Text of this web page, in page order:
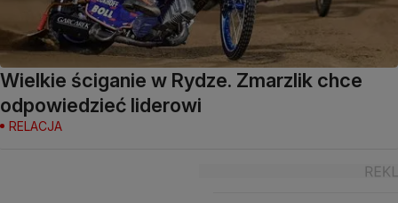
Wielkie ściganie w Rydze. Zmarzlik chce
odpowiedzieć liderowi
RELACJA